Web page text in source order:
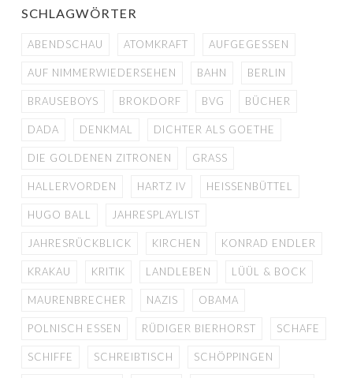
SCHLAGWÖRTER
ABENDSCHAU ATOMKRAFT AUFGEGESSEN
AUF NIMMERWIEDERSEHEN BAHN BERLIN
BRAUSEBOYS BROKDORF BVG BÜCHER
DADA DENKMAL DICHTER ALS GOETHE
DIE GOLDENEN ZITRONEN GRASS
HALLERVORDEN HARTZ IV HEISSENBÜTTEL
HUGO BALL JAHRESPLAYLIST
JAHRESRÜCKBLICK KIRCHEN KONRAD ENDLER
KRAKAU KRITIK LANDLEBEN LÜÜL & BOCK
MAURENBRECHER NAZIS OBAMA
POLNISCH ESSEN RÜDIGER BIERHORST SCHAFE
SCHIFFE SCHREIBTISCH SCHÖPPINGEN